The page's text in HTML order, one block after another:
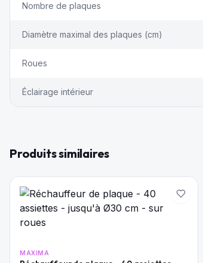
Nombre de plaques
Diamètre maximal des plaques (cm)
Roues
Éclairage intérieur
Produits similaires
MAXIMA